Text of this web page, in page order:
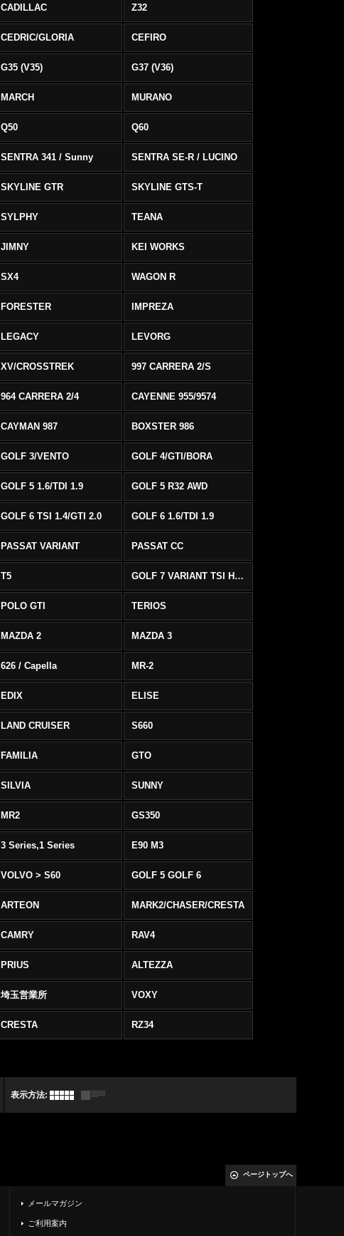
CADILLAC Z32
CEDRIC/GLORIA CEFIRO
G35 (V35) G37 (V36)
MARCH MURANO
Q50 Q60
SENTRA 341 / Sunny SENTRA SE-R / LUCINO
SKYLINE GTR SKYLINE GTS-T
SYLPHY TEANA
JIMNY KEI WORKS
SX4 WAGON R
FORESTER IMPREZA
LEGACY LEVORG
XV/CROSSTREK 997 CARRERA 2/S
964 CARRERA 2/4 CAYENNE 955/9574
CAYMAN 987 BOXSTER 986
GOLF 3/VENTO GOLF 4/GTI/BORA
GOLF 5 1.6/TDI 1.9 GOLF 5 R32 AWD
GOLF 6 TSI 1.4/GTI 2.0 GOLF 6 1.6/TDI 1.9
PASSAT VARIANT PASSAT CC
T5 GOLF 7 VARIANT TSI HIGHLINE/R-LINE
POLO GTI TERIOS
MAZDA 2 MAZDA 3
626 / Capella MR-2
EDIX ELISE
LAND CRUISER S660
FAMILIA GTO
SILVIA SUNNY
MR2 GS350
3 Series,1 Series E90 M3
VOLVO > S60 GOLF 5 GOLF 6
ARTEON MARK2/CHASER/CRESTA
CAMRY RAV4
PRIUS ALTEZZA
埼玉営業所 VOXY
CRESTA RZ34
表示方法:
ページトップへ
メールマガジン
ご利用案内